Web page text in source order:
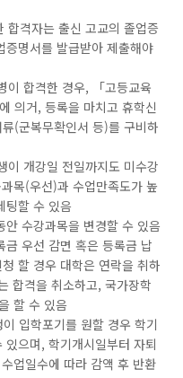
합격자는 출신 고교의 졸업증
명서를 발급받아 제출해야
이 합격한 경우, 「고등교육
의거, 등록을 마치고 휴학신
(군복무확인서 등)를 구비하
이 개강일 전일까지도 미수강
목(우선)과 수업만족도가 높
팅할 수 있음
수강과목을 변경할 수 있음
금 우선 감면 혹은 등록금 납
할 경우 대학은 연락을 취하
합격을 취소하고, 국가장학
할 수 있음
입학포기를 원할 경우 학기
으며, 학기개시일부터 자퇴
업일수에 따라 감액 후 반환